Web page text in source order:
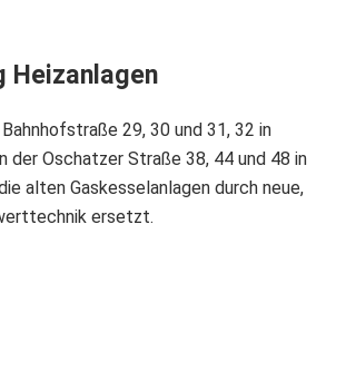
Heizanlagen
29, 30 und 31, 32 in
der Oschatzer Straße 38, 44 und 48 in
alten Gaskesselanlagen durch neue,
ersetzt.